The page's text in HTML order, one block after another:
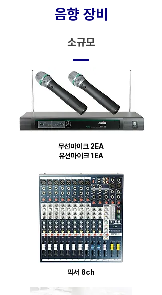
음향 장비
소규모
무선마이크 2EA
유선마이크 1EA
​믹서 8ch